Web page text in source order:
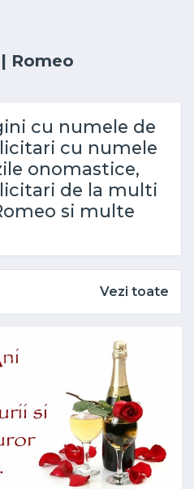
| Romeo
cu numele de
cu numele
onomastice,
de la multi
si multe
Vezi toate